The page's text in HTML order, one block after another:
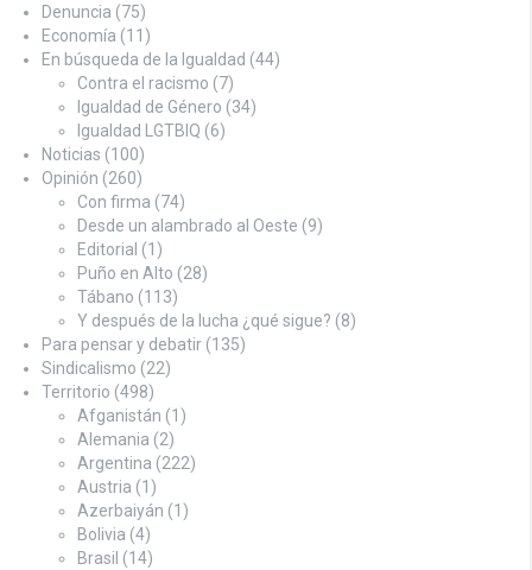
Denuncia (75)
Economía (11)
En búsqueda de la Igualdad (44)
Contra el racismo (7)
Igualdad de Género (34)
Igualdad LGTBIQ (6)
Noticias (100)
Opinión (260)
Con firma (74)
Desde un alambrado al Oeste (9)
Editorial (1)
Puño en Alto (28)
Tábano (113)
Y después de la lucha ¿qué sigue? (8)
Para pensar y debatir (135)
Sindicalismo (22)
Territorio (498)
Afganistán (1)
Alemania (2)
Argentina (222)
Austria (1)
Azerbaiyán (1)
Bolivia (4)
Brasil (14)